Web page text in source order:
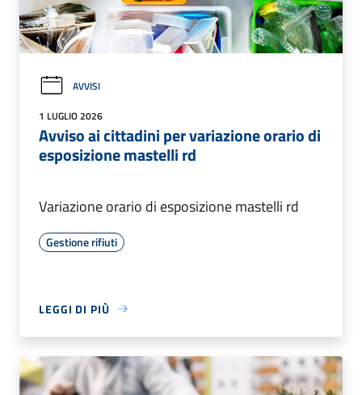
AVVISI
1 LUGLIO 2026
Avviso ai cittadini per variazione orario di
esposizione mastelli rd
Variazione orario di esposizione mastelli rd
Gestione rifiuti
LEGGI DI PIÙ